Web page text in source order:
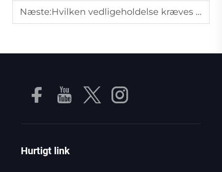
Næste:Hvilken vedligeholdelse kræves der for tørreelementet i en luftkompressor med tørreanlæg?
Hurtigt link